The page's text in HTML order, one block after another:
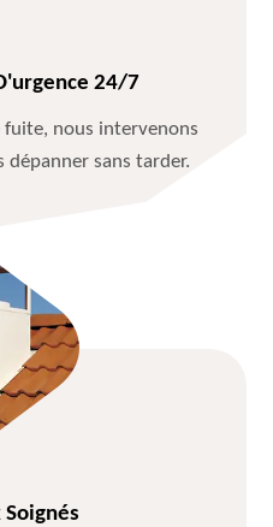
24/7
fuite, nous intervenons
sans tarder.
Soignés